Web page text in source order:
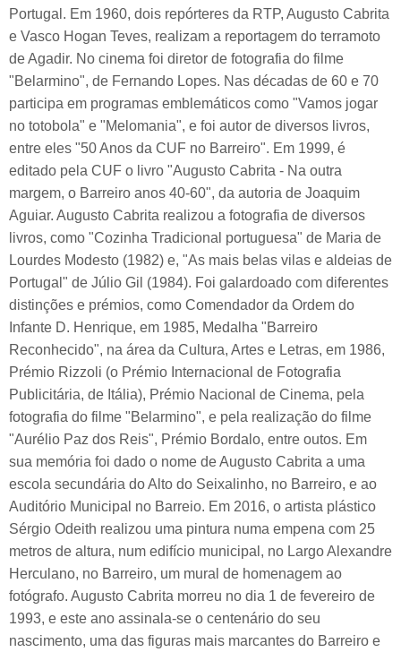
Portugal. Em 1960, dois repórteres da RTP, Augusto Cabrita
e Vasco Hogan Teves, realizam a reportagem do terramoto
de Agadir. No cinema foi diretor de fotografia do filme
"Belarmino", de Fernando Lopes. Nas décadas de 60 e 70
participa em programas emblemáticos como "Vamos jogar
no totobola" e "Melomania", e foi autor de diversos livros,
entre eles "50 Anos da CUF no Barreiro". Em 1999, é
editado pela CUF o livro "Augusto Cabrita - Na outra
margem, o Barreiro anos 40-60", da autoria de Joaquim
Aguiar. Augusto Cabrita realizou a fotografia de diversos
livros, como "Cozinha Tradicional portuguesa" de Maria de
Lourdes Modesto (1982) e, "As mais belas vilas e aldeias de
Portugal" de Júlio Gil (1984). Foi galardoado com diferentes
distinções e prémios, como Comendador da Ordem do
Infante D. Henrique, em 1985, Medalha "Barreiro
Reconhecido", na área da Cultura, Artes e Letras, em 1986,
Prémio Rizzoli (o Prémio Internacional de Fotografia
Publicitária, de Itália), Prémio Nacional de Cinema, pela
fotografia do filme "Belarmino", e pela realização do filme
"Aurélio Paz dos Reis", Prémio Bordalo, entre outos. Em
sua memória foi dado o nome de Augusto Cabrita a uma
escola secundária do Alto do Seixalinho, no Barreiro, e ao
Auditório Municipal no Barreio. Em 2016, o artista plástico
Sérgio Odeith realizou uma pintura numa empena com 25
metros de altura, num edifício municipal, no Largo Alexandre
Herculano, no Barreiro, um mural de homenagem ao
fotógrafo. Augusto Cabrita morreu no dia 1 de fevereiro de
1993, e este ano assinala-se o centenário do seu
nascimento, uma das figuras mais marcantes do Barreiro e